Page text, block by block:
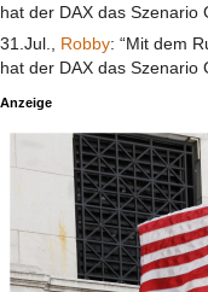
hat der DAX das
31.Jul., Robby: “Mit dem
hat der DAX das
Anzeige